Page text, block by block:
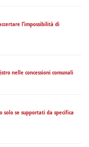
l’impossibilità di
nelle concessioni comunali
solo se supportati da specifica